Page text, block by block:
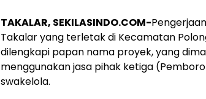
TAKALAR, SEKILASINDO.COM-
Takalar yang terletak di Kecamatan
dilengkapi papan nama proyek, yang
menggunakan jasa pihak ketiga
swakelola.